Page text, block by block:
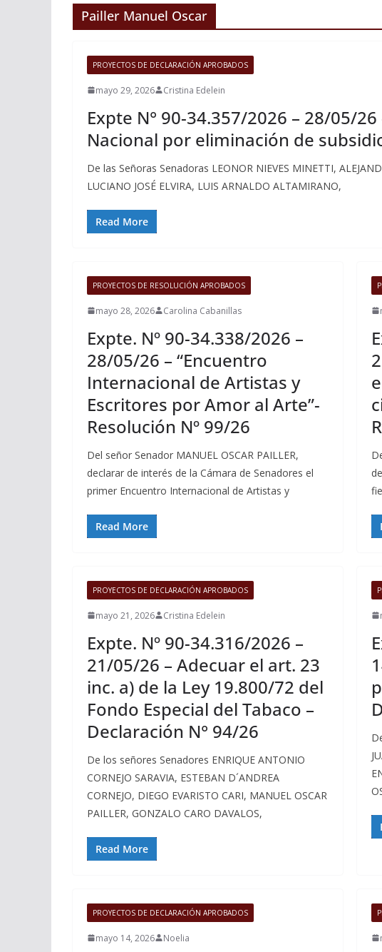
Pailler Manuel Oscar
PROYECTOS DE DECLARACIÓN APROBADOS
mayo 29, 2026 Cristina Edelein
Expte N° 90-34.357/2026 – 28/05/
Nacional por eliminación de
De las Señoras Senadoras LEONOR NIEVES MINETTI,
LUCIANO JOSÉ ELVIRA, LUIS ARNALDO ALTAMIRANO,
Read More
PROYECTOS DE RESOLUCIÓN APROBADOS
mayo 28, 2026 Carolina Cabanillas
Expte. Nº 90-34.338/2026 –
28/05/26 – “Encuentro
Internacional de Artistas y
Escritores por Amor al Arte”-
Resolución Nº 99/26
Del señor Senador MANUEL OSCAR PAILLER,
declarar de interés de la Cámara de Senadores el
primer Encuentro Internacional de Artistas y
Read More
PROYECTOS DE DECLARACIÓN APROBADOS
mayo 21, 2026 Cristina Edelein
Expte. Nº 90-34.316/2026 –
21/05/26 – Adecuar el art. 23
inc. a) de la Ley 19.800/72 del
Fondo Especial del Tabaco –
Declaración N° 94/26
De los señores Senadores ENRIQUE ANTONIO
CORNEJO SARAVIA, ESTEBAN D´ANDREA
CORNEJO, DIEGO EVARISTO CARI, MANUEL OSCAR
PAILLER, GONZALO CARO DAVALOS,
Read More
PROYECTOS DE DECLARACIÓN APROBADOS
mayo 14, 2026 Noelia